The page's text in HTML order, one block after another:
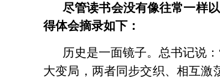
尽管读书会没有像往常一样
得体会摘录如下：
历史是一面镜子。总书记说：
大变局，两者同步交织、相互激